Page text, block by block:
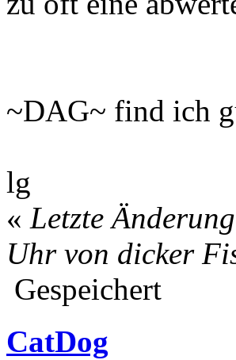
~DAG~ find ich
lg
« Letzte
Uhr von dicker
Gespeichert
CatDog